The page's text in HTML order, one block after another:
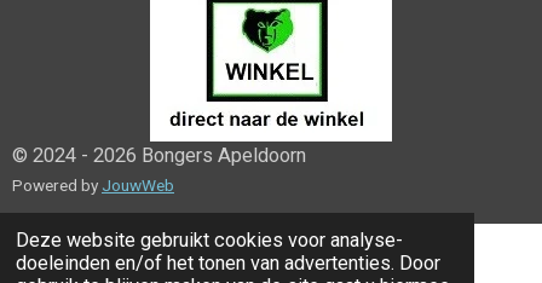
Deze website gebruikt cookies voor analyse-
doeleinden en/of het tonen van advertenties. Door
© 2024 - 2026 Bongers Apeldoorn
Powered by JouwWeb